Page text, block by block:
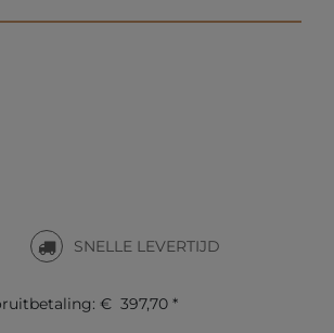
SNELLE LEVERTIJD
€ 397,70 *